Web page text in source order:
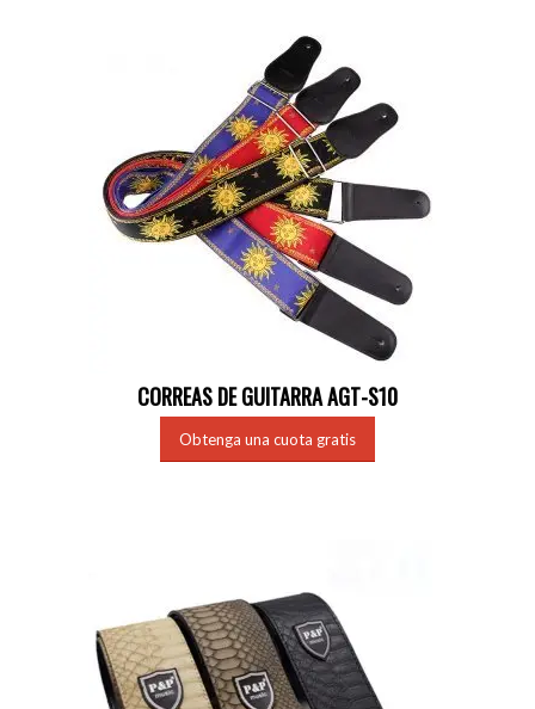
CORREAS DE GUITARRA AGT-S10
Obtenga una cuota gratis